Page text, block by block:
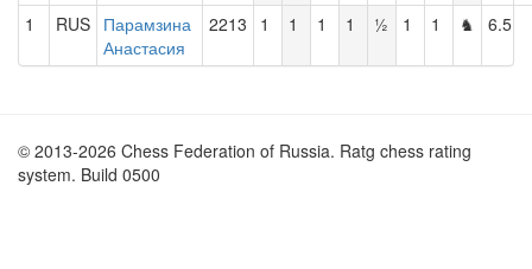
1 RUS Парамзина
Анастасия
2213 1 1 1 1 ½ 1 1 ♞ 6.5
© 2013-2026 Chess Federation of Russia. Ratg chess rating
system. Build 0500